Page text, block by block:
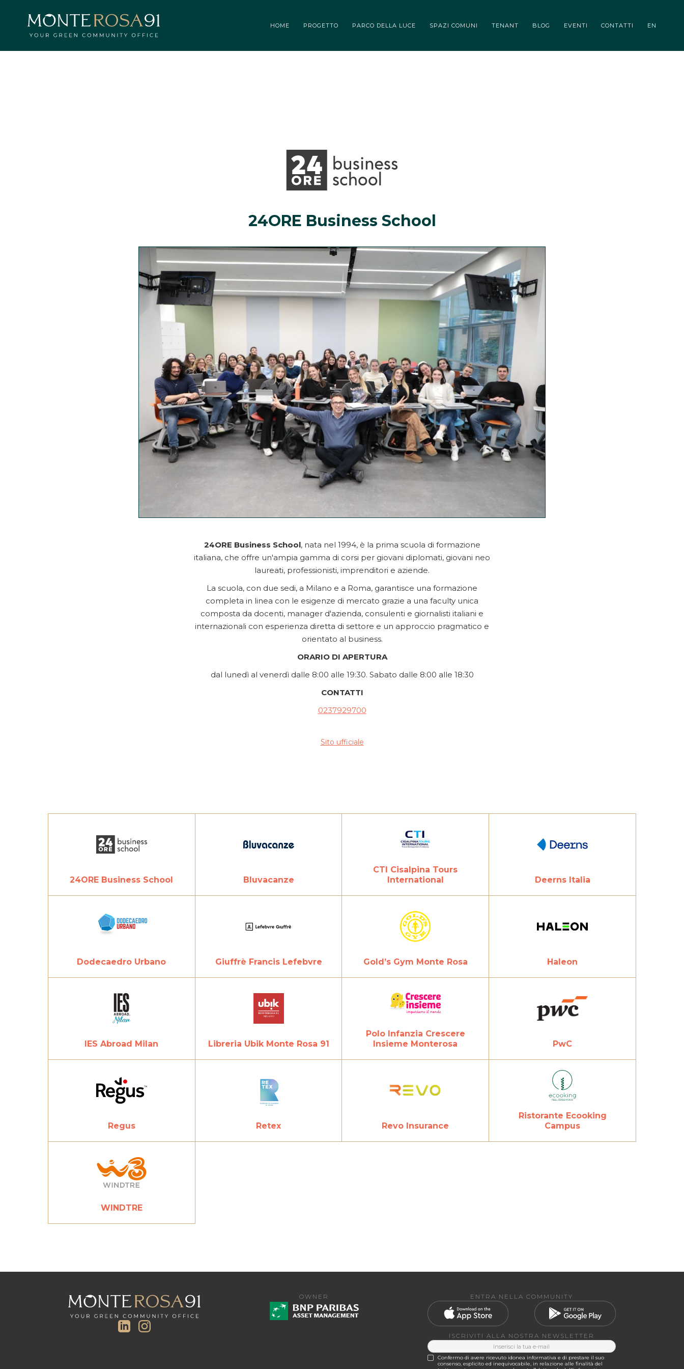
HOME PROGETTO PARCO DELLA LUCE SPAZI COMUNI TENANT BLOG EVENTI CONTATTI EN
HOME
24ORE Business School
24ORE Business School, nata nel 1994, è la prima scuola di formazione
italiana, che offre un'ampia gamma di corsi per giovani diplomati, giovani neo
laureati, professionisti, imprenditori e aziende.
La scuola, con due sedi, a Milano e a Roma, garantisce una formazione
completa in linea con le esigenze di mercato grazie a una faculty unica
composta da docenti, manager d'azienda, consulenti e giornalisti italiani e
internazionali con esperienza diretta di settore e un approccio pragmatico e
orientato al business.
ORARIO DI APERTURA
dal lunedì al venerdì dalle 8:00 alle 19:30. Sabato dalle 8:00 alle 18:30
CONTATTI
0237929700
Sito ufficiale
24ORE Business School Bluvacanze
CTI Cisalpina Tours
International
Deerns Italia
Dodecaedro Urbano Giuffrè Francis Lefebvre Gold’s Gym Monte Rosa Haleon
IES Abroad Milan Libreria Ubik Monte Rosa 91
Polo Infanzia Crescere
Insieme Monterosa
PwC
Regus Retex Revo Insurance
Ristorante Ecooking
Campus
WINDTRE
OWNER ENTRA NELLA COMMUNITY
ISCRIVITI ALLA NOSTRA NEWSLETTER
Confermo di avere ricevuto idonea informativa e di prestare il suo
consenso, esplicito ed inequivocabile, in relazione alle finalità del